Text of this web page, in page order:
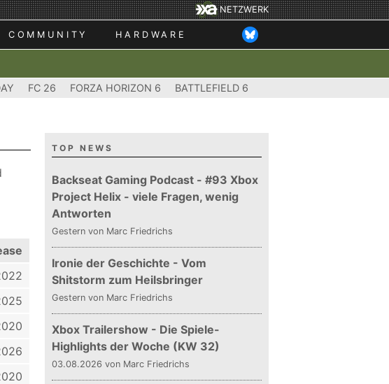
NETZWERK
COMMUNITY HARDWARE
FC 26 FORZA HORIZON 6 BATTLEFIELD 6
TOP NEWS
Backseat Gaming Podcast - #93 Xbox
Project Helix - viele Fragen, wenig
Antworten
Gestern von Marc Friedrichs
Ironie der Geschichte - Vom
Shitstorm zum Heilsbringer
Gestern von Marc Friedrichs
Xbox Trailershow - Die Spiele-
Highlights der Woche (KW 32)
03.08.2026 von Marc Friedrichs